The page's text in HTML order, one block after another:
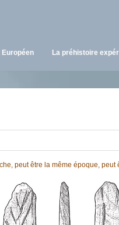
La préhistoire
peut être la même époque, peut